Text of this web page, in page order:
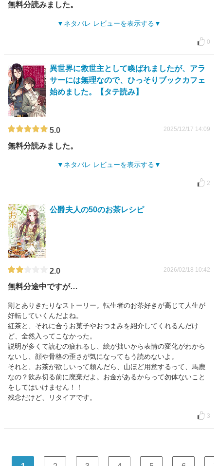
無料分読みました。
ネタバレ レビューを表示する
0
異世界に救世主として喚ばれましたが、アラ
サーには無理なので、ひっそりブックカフェ
始めました。【タテ読み】
5.0 2025/12/17 14:09
無料分読みました。
ネタバレ レビューを表示する
2
公爵夫人の50のお茶レシピ
2.0 2026/02/18 10:42
無料分途中ですが…
割とありきたりなストーリー。転生者のお茶好きが高じて人生が
好転していくんだよね。
紅茶と、それに合うお菓子やおつまみを紹介してくれるんだけ
ど、全然入ってこなかった。
説明が多くて読むの疲れるし、絵が拙いから表情の変化がわから
ないし、顔や骨格の歪さが気になってもう読めないよ。
それと、お茶が欲しいって頼んだら、山ほど用意するって、馬鹿
なの？飲み切る前に廃棄だよ。お金があるからって勿体ないこと
をしてはいけません！！
残念だけど、リタイアです。
3